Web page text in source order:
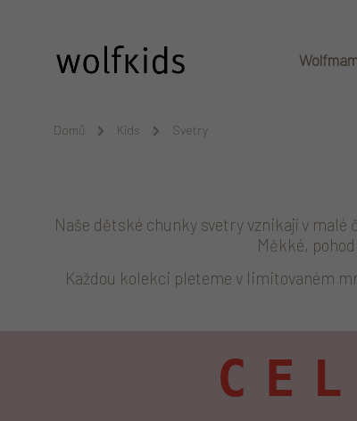
Domů / Kids / Svetry
Naše dětské chunky svetry vznikají v
Měkké,
Každou kolekci pleteme v limitovaném